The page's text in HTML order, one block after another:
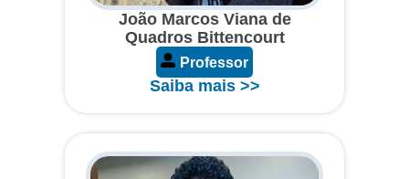
João Marcos Viana de
Quadros Bittencourt
Professor
Saiba mais >>